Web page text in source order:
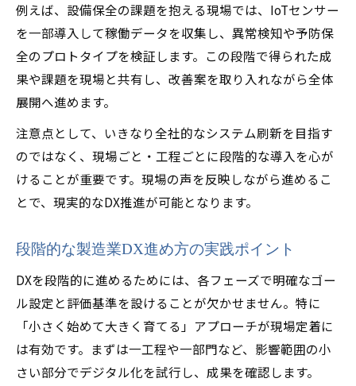
例えば、設備保全の課題を抱える現場では、IoTセンサー
を一部導入して稼働データを収集し、異常検知や予防保
全のプロトタイプを検証します。この段階で得られた成
果や課題を現場と共有し、改善案を取り入れながら全体
展開へ進めます。
注意点として、いきなり全社的なシステム刷新を目指す
のではなく、現場ごと・工程ごとに段階的な導入を心が
けることが重要です。現場の声を反映しながら進めるこ
とで、現実的なDX推進が可能となります。
段階的な製造業DX進め方の実践ポイント
DXを段階的に進めるためには、各フェーズで明確なゴー
ル設定と評価基準を設けることが欠かせません。特に
「小さく始めて大きく育てる」アプローチが現場定着に
は有効です。まずは一工程や一部門など、影響範囲の小
さい部分でデジタル化を試行し、成果を確認します。